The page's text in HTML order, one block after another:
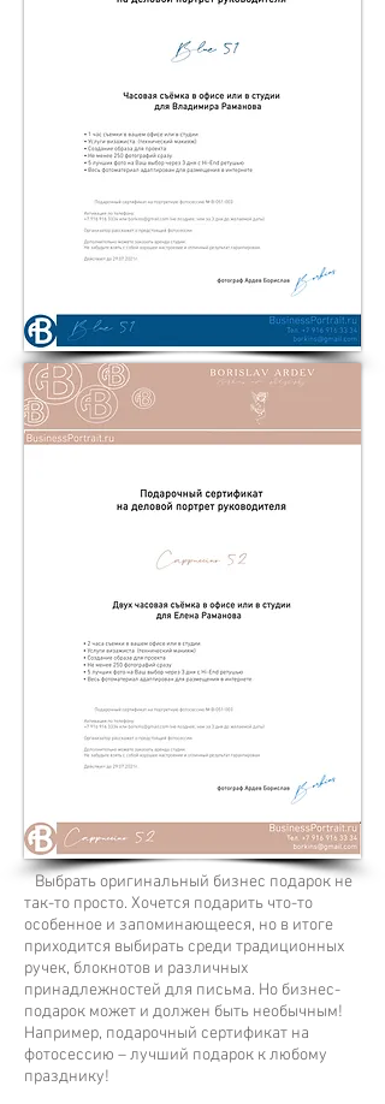
Выбрать оригинальный бизнес подарок не
так-то просто. Хочется подарить что-то
особенное и запоминающееся, но в итоге
приходится выбирать среди традиционных
ручек, блокнотов и различных
принадлежностей для письма. Но бизнес-
подарок может и должен быть необычным!
Например, подарочный сертификат на
фотосессию – лучший подарок к любому
празднику!